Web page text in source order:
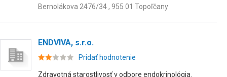
Bernolákova 2476/34 , 955 01 Topoľčany
ENDVIVA, s.r.o.
Pridať hodnotenie
Zdravotná starostlivosť v odbore endokrinológia.